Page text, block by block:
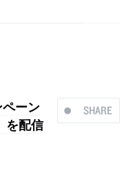
SHARE
ーン
を配信